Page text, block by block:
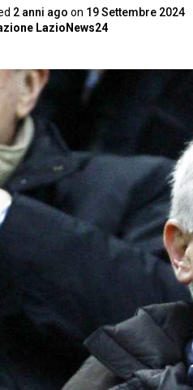
2 anni ago on 19 Settembre 2024
LazioNews24